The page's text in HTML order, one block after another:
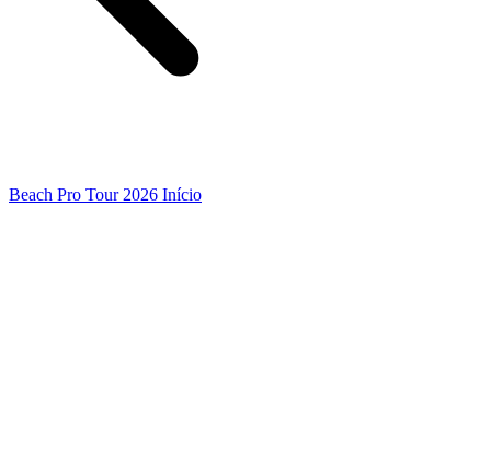
Beach Pro Tour 2026 Início